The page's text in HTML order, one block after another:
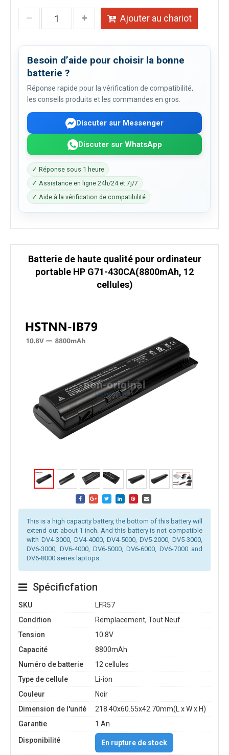
Ajouter au chariot
Besoin d’aide pour choisir la bonne
batterie ?
Réponse rapide pour la vérification de compatibilité,
les conseils produits et les commandes en gros.
Discuter sur Messenger
Discuter sur WhatsApp
✓ Réponse sous 1 heure
✓ Assistance en ligne 24h/24 et 7j/7
✓ Aide à la vérification de compatibilité
Batterie de haute qualité pour ordinateur
portable HP G71-430CA(8800mAh, 12
cellules)
This is a high capacity battery, the bottom of this battery will
extend out about 1 inch. And this battery is not compatible
with DV4-3000, DV4-4000, DV4-5000, DV5-2000, DV5-3000,
DV6-3000, DV6-4000, DV6-5000, DV6-6000, DV6-7000 and
DV6-8000 series laptops.
Spécificfation
SKU
LFR57
Condition
Remplacement, Tout Neuf
Tension
10.8V
Capacité
8800mAh
Numéro de batterie
12 cellules
Type de cellule
Li-ion
Couleur
Noir
Dimension de l'unité
218.40x60.55x42.70mm(L x W x H)
Garantie
1 An
Disponibilité
En rupture de stock